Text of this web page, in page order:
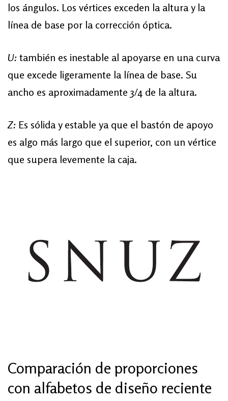
los ángulos. Los vértices exceden la altura y la
línea de base por la corrección óptica.
U: también es inestable al apoyarse en una curva
que excede ligeramente la línea de base. Su
ancho es aproximadamente 3/4 de la altura.
Z: Es sólida y estable ya que el bastón de apoyo
es algo más largo que el superior, con un vértice
que supera levemente la caja.
Comparación de proporciones
con alfabetos de diseño reciente